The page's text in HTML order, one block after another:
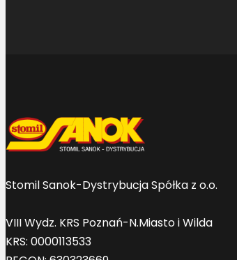
Stomil Sanok-Dystrybucja Spółka z o.o.
VIII Wydz. KRS Poznań-N.Miasto i Wilda
KRS: 0000113533